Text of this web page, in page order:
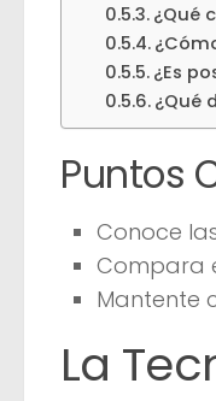
¿Qué
¿Es
¿Qué
Puntos
Conoce
Compara
Mantente
La